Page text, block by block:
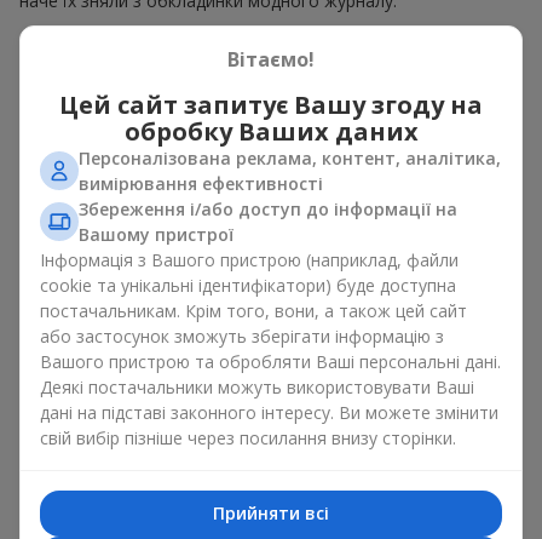
Гаряча пропозиція — це вишукані дизайнерські ансамблі та
елегантні композиції за гарячими цінами, що естетично
поєднують в собі різноманіття форм, кольорів та фактур.
Тут часто з'являються творчі пропозиції зсезонних рослин
а також тематичні набори для свят і особливих подій
Чому ціни на композиції
можуть бути нижчими
Гаряча пропозиція — це не квіти які втратили свою свіжість.
Адже ми гарантуємо термін зберігання кожного букета в
ідеальному стані щонайменше протягом 5 днів. Ціни на
квіти гаряча пропозиція знижуються через:
сезонність квітів — у пік цвітіння троянд, півоній або
гортензій ціни нижчі.
планове оновлення асортименту — старі композиції
авторських букетів.
надходження великої партії квітів – коли ми
Вітаємо!
Цей сайт запитує Вашу згоду на
обробку Ваших даних
Персоналізована реклама, контент, аналітика,
вимірювання ефективності
Збереження і/або доступ до інформації на
Вашому пристрої
Інформація з Вашого пристрою (наприклад, файли
cookie та унікальні ідентифікатори) буде доступна
постачальникам. Крім того, вони, а також цей сайт
або застосунок зможуть зберігати інформацію з
Вашого пристрою та обробляти Ваші персональні дані.
Деякі постачальники можуть використовувати Ваші
дані на підставі законного інтересу. Ви можете змінити
свій вибір пізніше через посилання внизу сторінки.
Прийняти всі